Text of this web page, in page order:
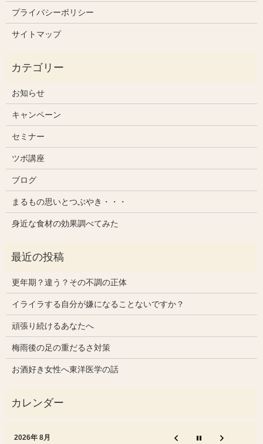
プライバシーポリシー
サイトマップ
お知らせ
キャンペーン
セミナー
ツボ講座
ブログ
まるもの思いとつぶやき・・・
身近な食材の効果調べてみた
更年期？違う？その不調の正体
イライラする自分が嫌になることないですか？
頑張り続けるあなたへ
梅雨後の足の重だるさ対策
お酒好き女性へ東洋医学の話
2026年 8月